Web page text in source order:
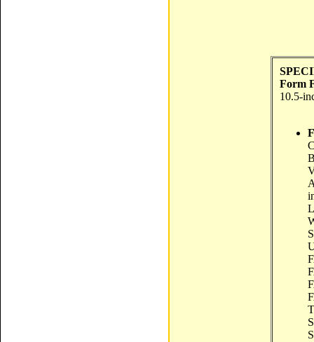
Form
10.5-